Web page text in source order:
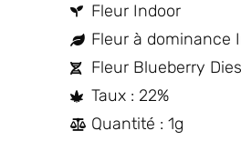
Fleur Indoor
Fleur à dominance
Fleur Blueberry
Taux : 22%
Quantité : 1g